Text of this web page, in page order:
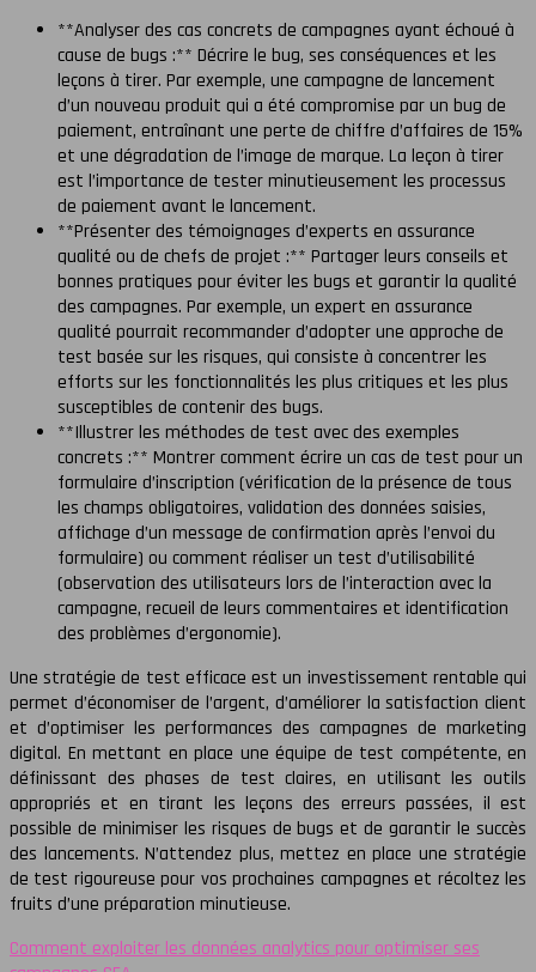
**Analyser des cas concrets de campagnes ayant échoué à
cause de bugs :** Décrire le bug, ses conséquences et les
leçons à tirer. Par exemple, une campagne de lancement
d’un nouveau produit qui a été compromise par un bug de
paiement, entraînant une perte de chiffre d’affaires de 15%
et une dégradation de l’image de marque. La leçon à tirer
est l’importance de tester minutieusement les processus
de paiement avant le lancement.
**Présenter des témoignages d’experts en assurance
qualité ou de chefs de projet :** Partager leurs conseils et
bonnes pratiques pour éviter les bugs et garantir la qualité
des campagnes. Par exemple, un expert en assurance
qualité pourrait recommander d’adopter une approche de
test basée sur les risques, qui consiste à concentrer les
efforts sur les fonctionnalités les plus critiques et les plus
susceptibles de contenir des bugs.
**Illustrer les méthodes de test avec des exemples
concrets :** Montrer comment écrire un cas de test pour un
formulaire d’inscription (vérification de la présence de tous
les champs obligatoires, validation des données saisies,
affichage d’un message de confirmation après l’envoi du
formulaire) ou comment réaliser un test d’utilisabilité
(observation des utilisateurs lors de l’interaction avec la
campagne, recueil de leurs commentaires et identification
des problèmes d’ergonomie).
Une stratégie de test efficace est un investissement rentable qui
permet d’économiser de l’argent, d’améliorer la satisfaction client
et d’optimiser les performances des campagnes de marketing
digital. En mettant en place une équipe de test compétente, en
définissant des phases de test claires, en utilisant les outils
appropriés et en tirant les leçons des erreurs passées, il est
possible de minimiser les risques de bugs et de garantir le succès
des lancements. N’attendez plus, mettez en place une stratégie
de test rigoureuse pour vos prochaines campagnes et récoltez les
fruits d’une préparation minutieuse.
Comment exploiter les données analytics pour optimiser ses